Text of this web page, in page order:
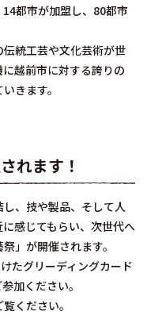
都市が加盟し、80都市
統工芸や文化芸術が世
越前市に対する誇りの
きます。
れます！
、技や製品、そして人
感じてもらい、次世代へ
」が開催されます。
たグリーディングカード
加ください。
ください。